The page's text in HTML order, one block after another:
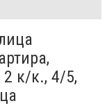
к/к., 4/5,